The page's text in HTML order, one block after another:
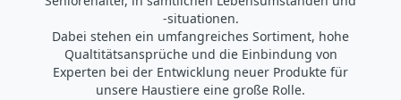
-situationen.
Dabei stehen ein umfangreiches Sortiment, hohe
Qualtitätsansprüche und die Einbindung von
Experten bei der Entwicklung neuer Produkte für
unsere Haustiere eine große Rolle.